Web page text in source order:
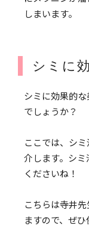
しまいます。
シミに
シミに効果的
でしょうか？
ここでは、シ
介します。シ
くださいね！
こちらは寺井
ますので、ぜ